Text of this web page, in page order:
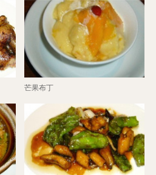
芒果布丁